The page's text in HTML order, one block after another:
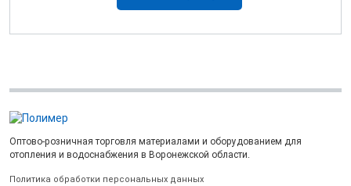
Оптово-розничная торговля материалами и оборудованием для
отопления и водоснабжения в Воронежской области.
Политика обработки персональных данных